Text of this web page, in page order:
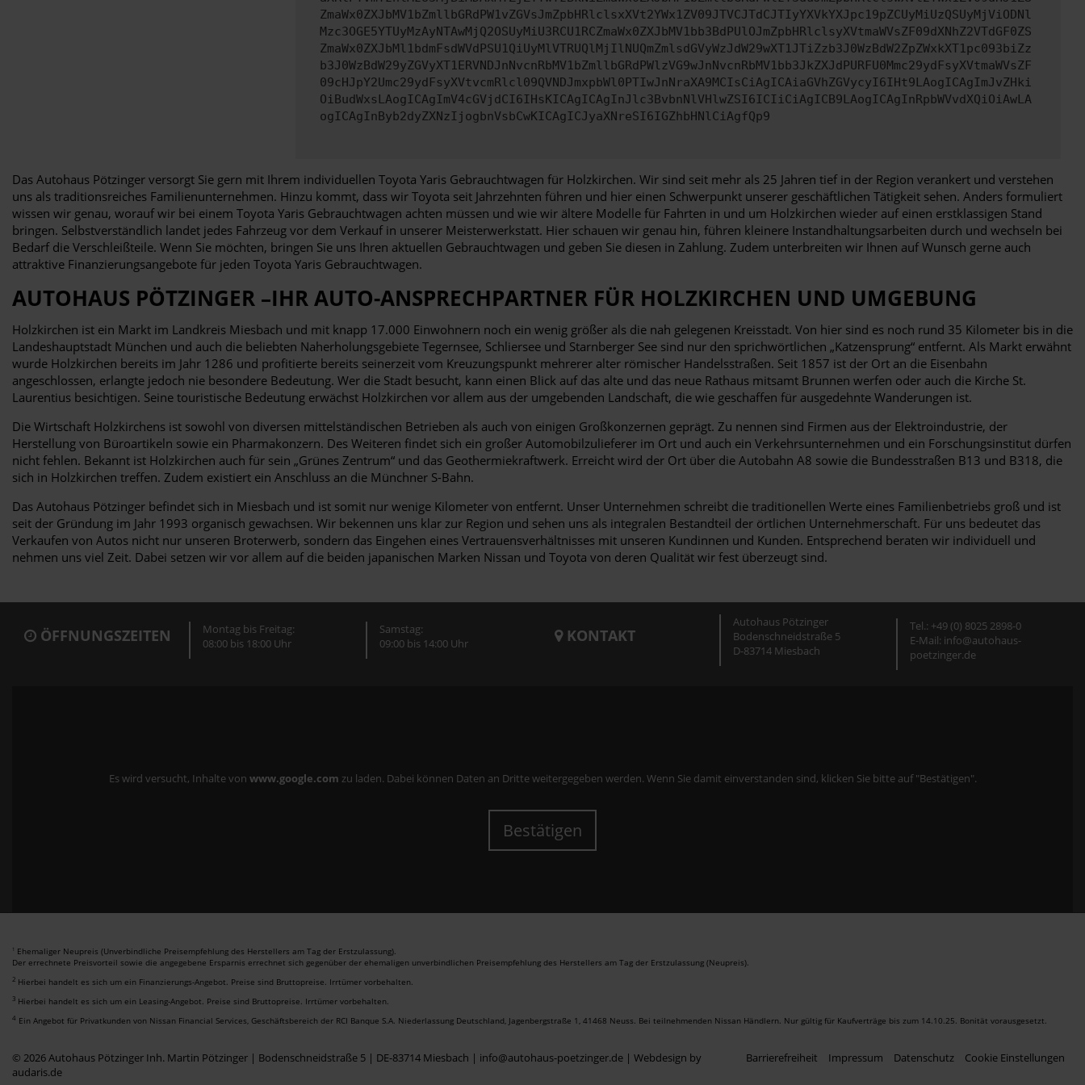
ZmaWx0ZXJbMV1bZmllbGRdPW1vZGVsJmZpbHRlclsxXVt2YWx1ZV09JTVCJTdCJTIyYXVkYXJpc19pZCUyMiUzQSUyMjViODNl
Mzc3OGE5YTUyMzAyNTAwMjQ2OSUyMiU3RCU1RCZmaWx0ZXJbMV1bb3BdPUlOJmZpbHRlclsyXVtmaWVsZF09dXNhZ2VTdGF0ZS
ZmaWx0ZXJbMl1bdmFsdWVdPSU1QiUyMlVTRUQlMjIlNUQmZmlsdGVyWzJdW29wXT1JTiZzb3J0WzBdW2ZpZWxkXT1pc093biZz
b3J0WzBdW29yZGVyXT1ERVNDJnNvcnRbMV1bZmllbGRdPWlzVG9wJnNvcnRbMV1bb3JkZXJdPURFU0Mmc29ydFsyXVtmaWVsZF
09cHJpY2Umc29ydFsyXVtvcmRlcl09QVNDJmxpbWl0PTIwJnNraXA9MCIsCiAgICAiaGVhZGVycyI6IHt9LAogICAgImJvZHki
OiBudWxsLAogICAgImV4cGVjdCI6IHsKICAgICAgInJlc3BvbnNlVHlwZSI6ICIiCiAgICB9LAogICAgInRpbWVvdXQiOiAwLA
ogICAgInByb2dyZXNzIjogbnVsbCwKICAgICJyaXNreSI6IGZhbHNlCiAgfQp9
Das Autohaus Pötzinger versorgt Sie gern mit Ihrem individuellen Toyota Yaris Gebrauchtwagen für Holzkirchen. Wir sind seit mehr als 25 Jahren tief in der Region verankert und verstehen
uns als traditionsreiches Familienunternehmen. Hinzu kommt, dass wir Toyota seit Jahrzehnten führen und hier einen Schwerpunkt unserer geschäftlichen Tätigkeit sehen. Anders formuliert
wissen wir genau, worauf wir bei einem Toyota Yaris Gebrauchtwagen achten müssen und wie wir ältere Modelle für Fahrten in und um Holzkirchen wieder auf einen erstklassigen Stand
bringen. Selbstverständlich landet jedes Fahrzeug vor dem Verkauf in unserer Meisterwerkstatt. Hier schauen wir genau hin, führen kleinere Instandhaltungsarbeiten durch und wechseln bei
Bedarf die Verschleißteile. Wenn Sie möchten, bringen Sie uns Ihren aktuellen Gebrauchtwagen und geben Sie diesen in Zahlung. Zudem unterbreiten wir Ihnen auf Wunsch gerne auch
attraktive Finanzierungsangebote für jeden Toyota Yaris Gebrauchtwagen.
AUTOHAUS PÖTZINGER –IHR AUTO-ANSPRECHPARTNER FÜR HOLZKIRCHEN UND UMGEBUNG
Holzkirchen ist ein Markt im Landkreis Miesbach und mit knapp 17.000 Einwohnern noch ein wenig größer als die nah gelegenen Kreisstadt. Von hier sind es noch rund 35 Kilometer bis in die
Landeshauptstadt München und auch die beliebten Naherholungsgebiete Tegernsee, Schliersee und Starnberger See sind nur den sprichwörtlichen „Katzensprung“ entfernt. Als Markt erwähnt
wurde Holzkirchen bereits im Jahr 1286 und profitierte bereits seinerzeit vom Kreuzungspunkt mehrerer alter römischer Handelsstraßen. Seit 1857 ist der Ort an die Eisenbahn
angeschlossen, erlangte jedoch nie besondere Bedeutung. Wer die Stadt besucht, kann einen Blick auf das alte und das neue Rathaus mitsamt Brunnen werfen oder auch die Kirche St.
Laurentius besichtigen. Seine touristische Bedeutung erwächst Holzkirchen vor allem aus der umgebenden Landschaft, die wie geschaffen für ausgedehnte Wanderungen ist.
Die Wirtschaft Holzkirchens ist sowohl von diversen mittelständischen Betrieben als auch von einigen Großkonzernen geprägt. Zu nennen sind Firmen aus der Elektroindustrie, der
Herstellung von Büroartikeln sowie ein Pharmakonzern. Des Weiteren findet sich ein großer Automobilzulieferer im Ort und auch ein Verkehrsunternehmen und ein Forschungsinstitut dürfen
nicht fehlen. Bekannt ist Holzkirchen auch für sein „Grünes Zentrum“ und das Geothermiekraftwerk. Erreicht wird der Ort über die Autobahn A8 sowie die Bundesstraßen B13 und B318, die
sich in Holzkirchen treffen. Zudem existiert ein Anschluss an die Münchner S-Bahn.
Das Autohaus Pötzinger befindet sich in Miesbach und ist somit nur wenige Kilometer von entfernt. Unser Unternehmen schreibt die traditionellen Werte eines Familienbetriebs groß und ist
seit der Gründung im Jahr 1993 organisch gewachsen. Wir bekennen uns klar zur Region und sehen uns als integralen Bestandteil der örtlichen Unternehmerschaft. Für uns bedeutet das
Verkaufen von Autos nicht nur unseren Broterwerb, sondern das Eingehen eines Vertrauensverhältnisses mit unseren Kundinnen und Kunden. Entsprechend beraten wir individuell und
nehmen uns viel Zeit. Dabei setzen wir vor allem auf die beiden japanischen Marken Nissan und Toyota von deren Qualität wir fest überzeugt sind.
ÖFFNUNGSZEITEN
Montag bis Freitag:
08:00 bis 18:00 Uhr
Samstag:
09:00 bis 14:00 Uhr
KONTAKT
Autohaus Pötzinger
Bodenschneidstraße 5
D-83714 Miesbach
Tel.: +49 (0) 8025 2898-0
E-Mail: info@autohaus-
poetzinger.de
Es wird versucht, Inhalte von www.google.com zu laden. Dabei können Daten an Dritte weitergegeben werden. Wenn Sie damit einverstanden sind, klicken Sie bitte auf "Bestätigen".
Bestätigen
1 Ehemaliger Neupreis (Unverbindliche Preisempfehlung des Herstellers am Tag der Erstzulassung).
Der errechnete Preisvorteil sowie die angegebene Ersparnis errechnet sich gegenüber der ehemaligen unverbindlichen Preisempfehlung des Herstellers am Tag der Erstzulassung (Neupreis).
2 Hierbei handelt es sich um ein Finanzierungs-Angebot. Preise sind Bruttopreise. Irrtümer vorbehalten.
3 Hierbei handelt es sich um ein Leasing-Angebot. Preise sind Bruttopreise. Irrtümer vorbehalten.
4 Ein Angebot für Privatkunden von Nissan Financial Services, Geschäftsbereich der RCI Banque S.A. Niederlassung Deutschland, Jagenbergstraße 1, 41468 Neuss. Bei teilnehmenden Nissan Händlern. Nur gültig für Kaufverträge bis zum 14.10.25. Bonität vorausgesetzt.
© 2026 Autohaus Pötzinger Inh. Martin Pötzinger | Bodenschneidstraße 5 | DE-83714 Miesbach | info@autohaus-poetzinger.de | Webdesign by
audaris.de
Barrierefreiheit Impressum Datenschutz Cookie Einstellungen